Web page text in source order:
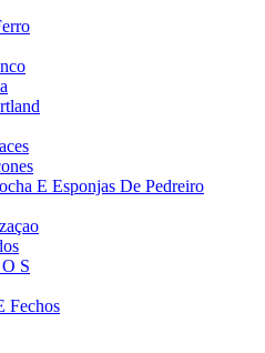
E Esponjas De Pedreiro
S
Fechos